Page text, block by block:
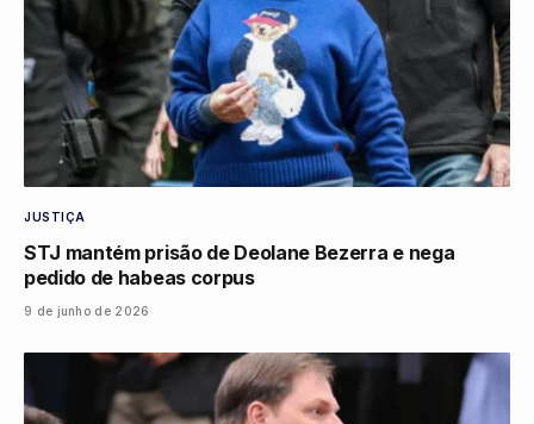
JUSTIÇA
STJ mantém prisão de Deolane Bezerra e nega
pedido de habeas corpus
9 de junho de 2026